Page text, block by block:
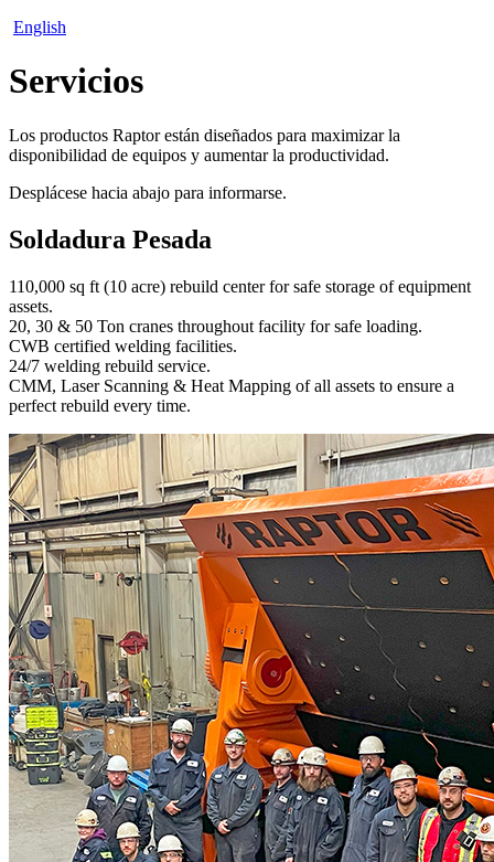
English
Servicios
Los productos Raptor están diseñados para maximizar la
disponibilidad de equipos y aumentar la productividad.
Desplácese hacia abajo para informarse.
Soldadura Pesada
110,000 sq ft (10 acre) rebuild center for safe storage of equipment
assets.
20, 30 & 50 Ton cranes throughout facility for safe loading.
CWB certified welding facilities.
24/7 welding rebuild service.
CMM, Laser Scanning & Heat Mapping of all assets to ensure a
perfect rebuild every time.